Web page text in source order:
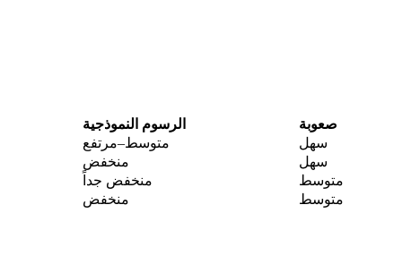
الرسوم النموذجية
صعوبة
متوسط–مرتفع
سهل
منخفض
سهل
منخفض جداً
متوسط
منخفض متوسط